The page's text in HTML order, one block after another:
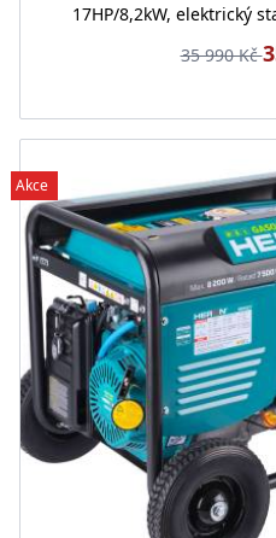
17HP/8,2kW, elektrický
35 990 Kč
Akce